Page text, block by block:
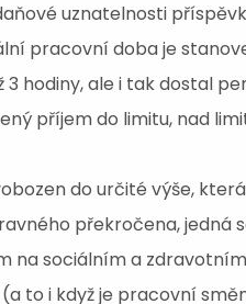
uznatelnosti
pracovní doba je
hodiny, ale i tak dostal
příjem do limitu, nad
do určité výše,
překročena, jedná
na sociálním a
to i když je pracovní